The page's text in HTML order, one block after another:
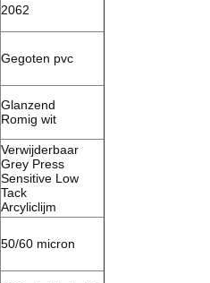
2062
Gegoten pvc
Glanzend
Romig wit
Verwijderbaar
Grey Press
Sensitive Low
Tack
Arcyliclijm
50/60 micron